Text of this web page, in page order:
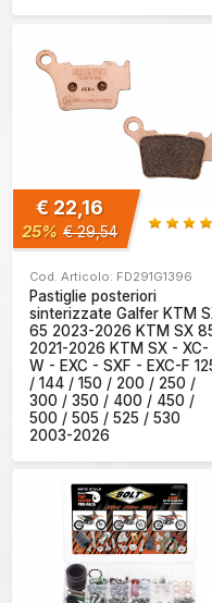
€ 22,16
25% € 29,54
Cod. Articolo: FD291G1396
Pastiglie posteriori
sinterizzate Galfer KTM
65 2023-2026 KTM SX
2021-2026 KTM SX - XC-
W - EXC - SXF - EXC-F
/ 144 / 150 / 200 / 250 /
300 / 350 / 400 / 450 /
500 / 505 / 525 / 530
2003-2026